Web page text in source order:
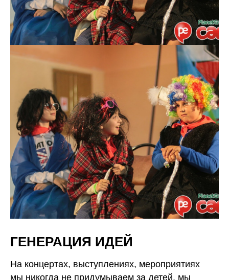
ГЕНЕРАЦИЯ ИДЕЙ
На концертах, выступлениях, мероприятиях
мы никогда не придумываем за детей, мы